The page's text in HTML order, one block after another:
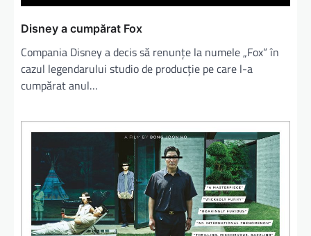
Disney a cumpărat Fox
Compania Disney a decis să renunțe la numele „Fox” în
cazul legendarului studio de producție pe care l-a
cumpărat anul…